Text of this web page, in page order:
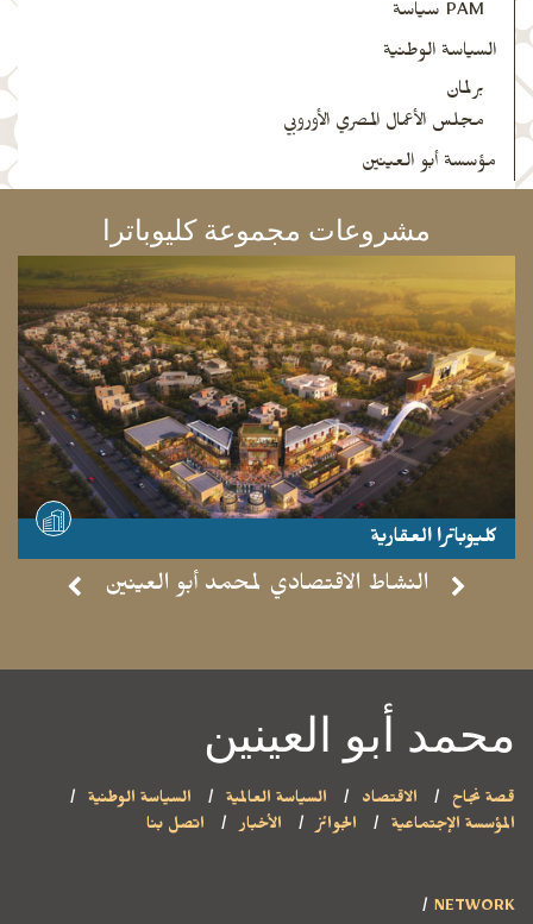
PAM سياسة
السياسة الوطنية
برلمان
مجلس الأعمال المصري الأوروبي
مؤسسة أبو العينين
مشروعات مجموعة كليوباترا
كليوباترا العقارية
- موقع مشاهدة -النشاط الاقتصادي لمحمد أبو العينين
محمد أبو العينين
قصة نجاح الاقتصاد السياسة العالمية
السياسة الوطنية
المؤسسة الإجتماعية
الجوائز الأخبار اتصل بنا
NETWORK